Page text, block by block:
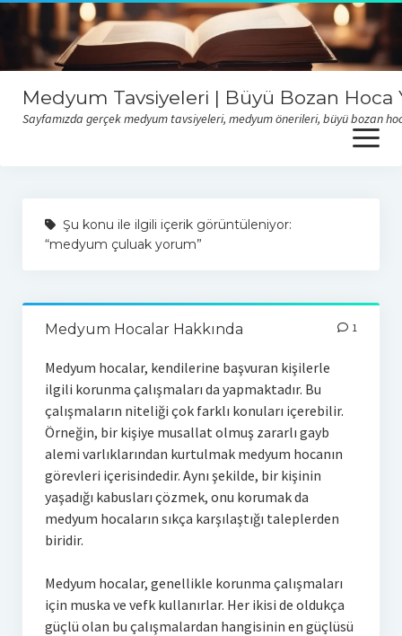
Medyum Tavsiyeleri | Büyü Bozan Hoca
Sayfamızda gerçek medyum tavsiyeleri, medyum önerileri, büyü bozan
open
menu
buraya tıklayabilirsiniz
Şu konu ile ilgili içerik görüntüleniyor:
“medyum çuluak yorum”
Medyum Hocalar Hakkında 1
Medyum hocalar, kendilerine başvuran kişilerle
ilgili korunma çalışmaları da yapmaktadır. Bu
çalışmaların niteliği çok farklı konuları içerebilir.
Örneğin, bir kişiye musallat olmuş zararlı gayb
alemi varlıklarından kurtulmak medyum hocanın
görevleri içerisindedir. Aynı şekilde, bir kişinin
yaşadığı kabusları çözmek, onu korumak da
medyum hocaların sıkça karşılaştığı taleplerden
biridir.
Medyum hocalar, genellikle korunma çalışmaları
için muska ve vefk kullanırlar. Her ikisi de oldukça
güçlü olan bu çalışmalardan hangisinin en güçlüsü